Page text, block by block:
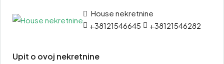
House nekretnine
+38121546645
+38121546282
Upit o ovoj nekretnine